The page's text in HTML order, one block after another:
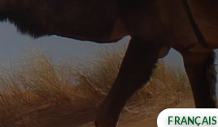
FRANÇAIS